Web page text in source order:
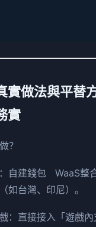
實做法與平替
實
？
自建錢包 WaaS整
如台灣、印尼）。
：直接接入「遊戲